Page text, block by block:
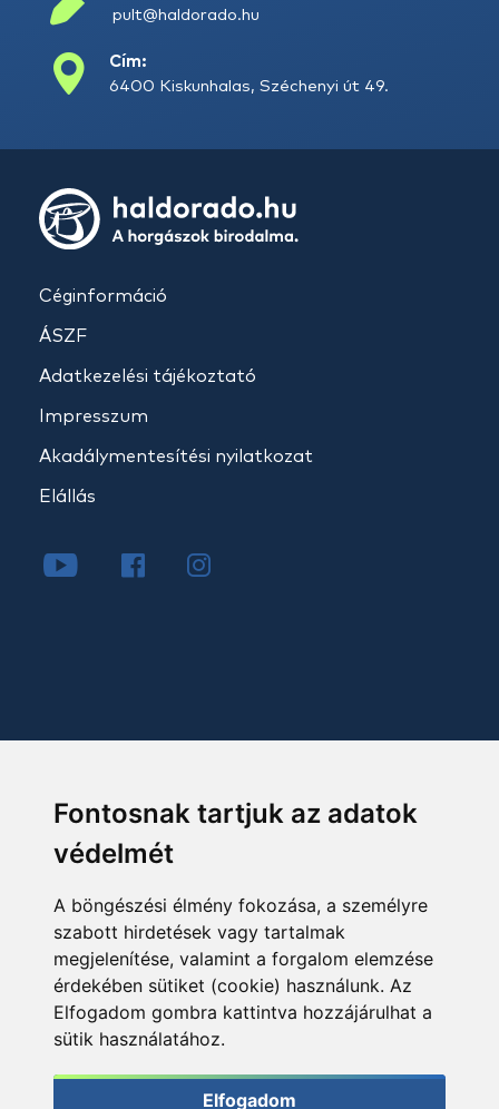
Fontosnak tartjuk az adatok
védelmét
A böngészési élmény fokozása, a személyre
szabott hirdetések vagy tartalmak
megjelenítése, valamint a forgalom elemzése
érdekében sütiket (cookie) használunk. Az
Elfogadom gombra kattintva hozzájárulhat a
sütik használatához.
Elfogadom
pult@haldorado.hu
Cím:
6400 Kiskunhalas, Széchenyi út 49.
Céginformáció
ÁSZF
Adatkezelési tájékoztató
Impresszum
Akadálymentesítési nyilatkozat
Elállás